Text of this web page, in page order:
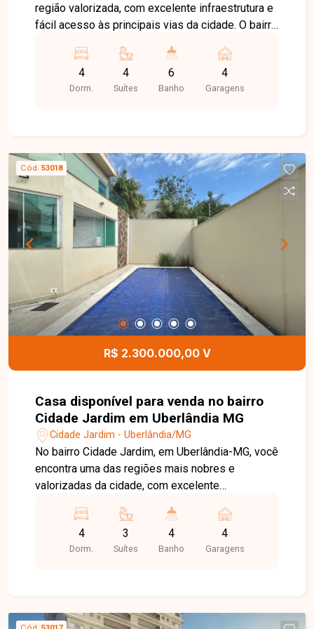
região valorizada, com excelente infraestrutura e
fácil acesso às principais vias da cidade. O bairro
escolas, supermercados, comércios e diversos
serviços, proporcionando praticidade e qualidade
de vida. Sobrado disponível para locação, com
entrada, sala de TV, sala de estar, sala de jantar,
escritório, lavabo, cozinha com armários
planejados, despensa, área de serviço com
banheiro de apoio e uma completa área de lazer
com piscina aquecida. Possui ainda
estacionamento para até 04 veículos. No
segundo pavimento, dispõe de sala de apoio e
04 suítes, todas com armários planejados, sendo
01 suíte máster com hidromassagem,
oferecendo conforto, privacidade e sofisticação
para toda a família. Entre em contato para mais
informações e agende uma visita para conhecer
este excelente imóvel.
4
Dorm.
4
Suítes
6
Banho
4
Garagens
Cód. 53018
R$ 2.300.000,00 V
Casa disponível para venda no bairro
Cidade Jardim em Uberlândia MG
Cidade Jardim - Uberlândia/MG
No bairro Cidade Jardim, em Uberlândia-MG, você
encontra uma das regiões mais nobres e
valorizadas da cidade, com excelente
e proximidade com supermercados, escolas,
restaurantes, farmácias e diversos serviços,
proporcionando conforto, praticidade e qualidade
ampla, 4 quartos, sendo 3 suítes, banheiro social,
4
Dorm.
3
Suítes
4
Banho
4
Garagens